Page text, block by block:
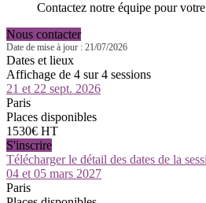
Contactez notre équipe pour
Nous contacter
Date de mise à jour : 21/07/2026
Dates et lieux
Affichage de 4 sur 4 sessions
21 et 22 sept. 2026
Paris
Places disponibles
1530€ HT
S'inscrire
Télécharger le détail des dates de la
04 et 05 mars 2027
Paris